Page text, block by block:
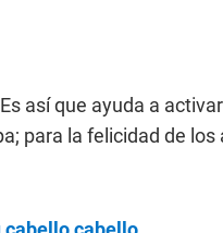
así que ayuda a
para la felicidad de los